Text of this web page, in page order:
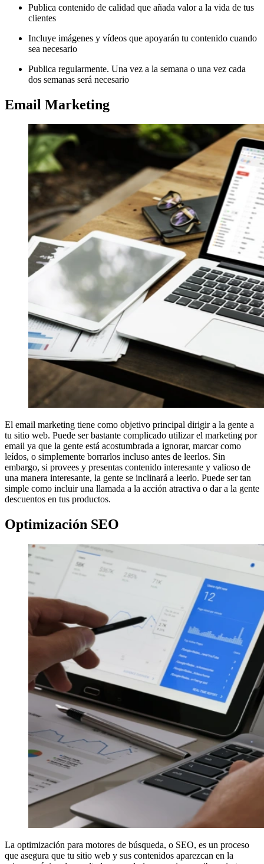
Publica contenido de calidad que añada valor a la vida de tus
clientes
Incluye imágenes y vídeos que apoyarán tu contenido cuando
sea necesario
Publica regularmente. Una vez a la semana o una vez cada
dos semanas será necesario
Email Marketing
El email marketing tiene como objetivo principal dirigir a la gente a
tu sitio web. Puede ser bastante complicado utilizar el marketing por
email ya que la gente está acostumbrada a ignorar, marcar como
leídos, o simplemente borrarlos incluso antes de leerlos. Sin
embargo, si provees y presentas contenido interesante y valioso de
una manera interesante, la gente se inclinará a leerlo. Puede ser tan
simple como incluir una llamada a la acción atractiva o dar a la gente
descuentos en tus productos.
Optimización SEO
La optimización para motores de búsqueda, o SEO, es un proceso
que asegura que tu sitio web y sus contenidos aparezcan en la